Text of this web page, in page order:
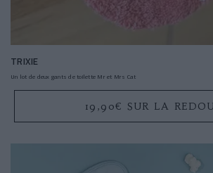
TRIXIE
Un lot de deux gants de toilette Mr et Mrs Cat
19,90€ SUR LA